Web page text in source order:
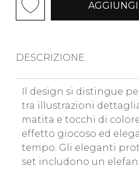
DESCRIZIONE
Il design si distingue
tra illustrazioni
matita e tocchi di
effetto giocoso ed
tempo. Gli eleganti
set includono un